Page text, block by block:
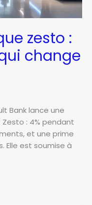
zesto :
change
Bank lance une
: 4% pendant
et une prime
Elle est soumise à